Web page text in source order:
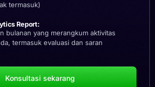
termasuk)
Report:
bulanan yang merangkum aktivitas
termasuk evaluasi dan saran
Konsultasi sekarang